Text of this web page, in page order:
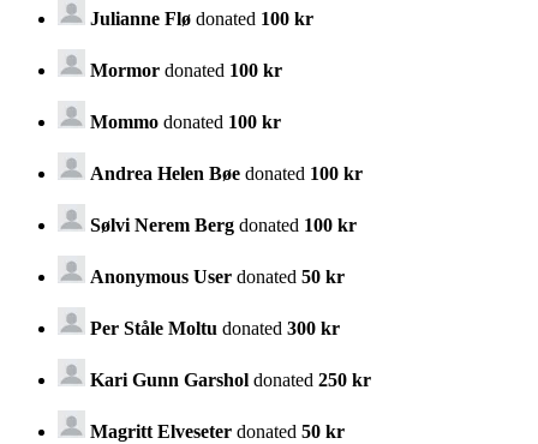
Julianne Flø donated 100 kr
Mormor donated 100 kr
Mommo donated 100 kr
Andrea Helen Bøe donated 100 kr
Sølvi Nerem Berg donated 100 kr
Anonymous User donated 50 kr
Per Ståle Moltu donated 300 kr
Kari Gunn Garshol donated 250 kr
Magritt Elveseter donated 50 kr